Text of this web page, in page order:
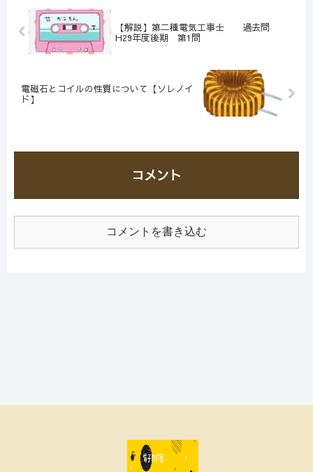
【解説】第二種電気工事士 過去問
H29年度後期 第1問
電磁石とコイルの性質について【ソレノイ
ド】
コメント
コメントを書き込む